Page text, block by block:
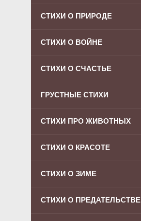
СТИХИ О ПРИРОДЕ
СТИХИ О ВОЙНЕ
СТИХИ О СЧАСТЬЕ
ГРУСТНЫЕ СТИХИ
СТИХИ ПРО ЖИВОТНЫХ
СТИХИ О КРАСОТЕ
СТИХИ О ЗИМЕ
СТИХИ О ПРЕДАТЕЛЬСТВЕ